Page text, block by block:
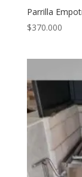
Parrilla
$370.000